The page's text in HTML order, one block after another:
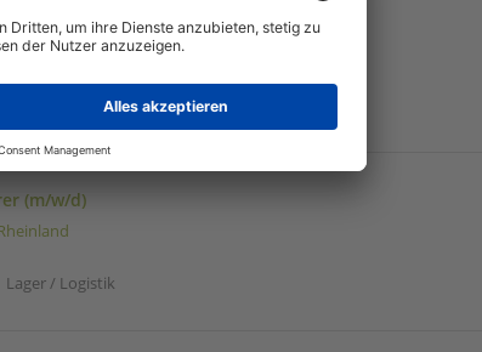
(m/w/d)
Lager / Logistik
(m/w/d)
/ Logistik